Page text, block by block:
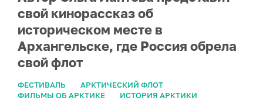
свой кинорассказ об
историческом месте в
Архангельске, где Россия обрела
свой флот
ФЕСТИВАЛЬ
АРКТИЧЕСКИЙ ФЛОТ
ФИЛЬМЫ ОБ АРКТИКЕ
ИСТОРИЯ АРКТИКИ